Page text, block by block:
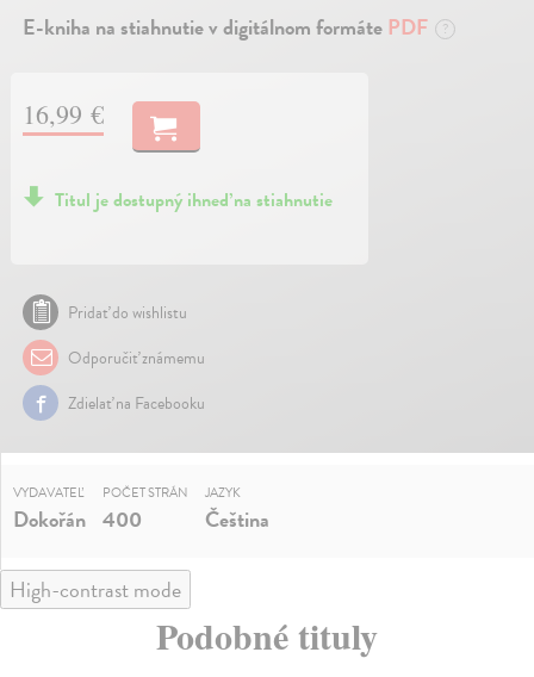
E-kniha na stiahnutie v digitálnom formáte PDF ?
16,99 €
Titul je dostupný ihneď na stiahnutie
Pridať do wishlistu
Odporučiť známemu
Zdielať na Facebooku
VYDAVATEĽ
Dokořán
POČET STRÁN
400
JAZYK
Čeština
High-contrast mode
Podobné tituly